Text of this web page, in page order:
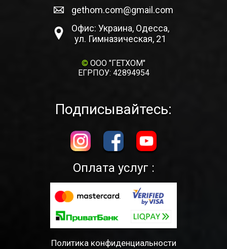
gethom.com@gmail.com
Офис: Украина, Одесса,
ул. Гимназическая, 21
© ООО "ГЕТХОМ"
ЕГРПОУ: 42894954
Подписывайтесь:
Оплата услуг :
Политика конфиденциальности